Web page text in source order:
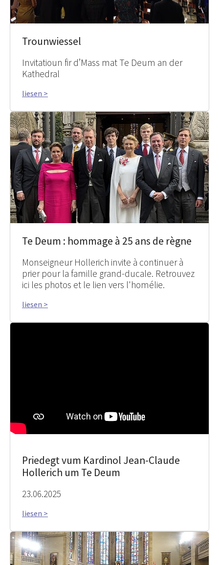
Trounwiessel
Invitatioun fir d’Mass mat Te Deum an der
Kathedral
liesen >
Te Deum : hommage à 25 ans de règne
Monseigneur Hollerich invite à continuer à
prier pour la famille grand-ducale. Retrouvez
ici les photos et le lien vers l'homélie.
liesen >
Priedegt vum Kardinol Jean-Claude
Hollerich um Te Deum
23.06.2025
liesen >